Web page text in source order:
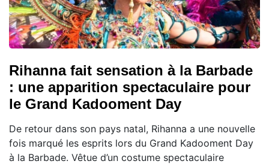
Rihanna fait sensation à la Barbade
: une apparition spectaculaire pour
le Grand Kadooment Day
De retour dans son pays natal, Rihanna a une nouvelle
fois marqué les esprits lors du Grand Kadooment Day
à la Barbade. Vêtue d’un costume spectaculaire